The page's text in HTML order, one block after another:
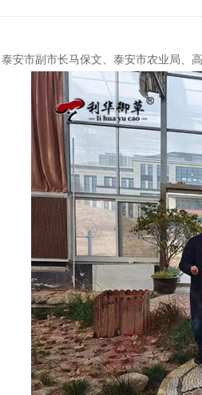
泰安市副市长马保文、泰安市农业局、